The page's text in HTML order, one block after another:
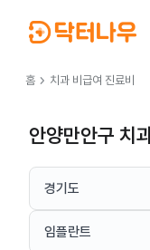
홈 chevron_right 치과 비급여 진료비
안양만안구 치
경기도
임플란트